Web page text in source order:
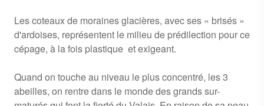
Les coteaux de moraines glacières, avec ses « brisés »
d'ardoises, représentent le milieu de prédilection pour ce
cépage, à la fois plastique et exigeant.
Quand on touche au niveau le plus concentré, les 3
abeilles, on rentre dans le monde des grands sur-